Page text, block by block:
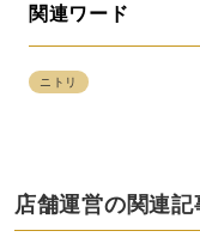
関連ワード
ニトリ
店舗運営の関連記